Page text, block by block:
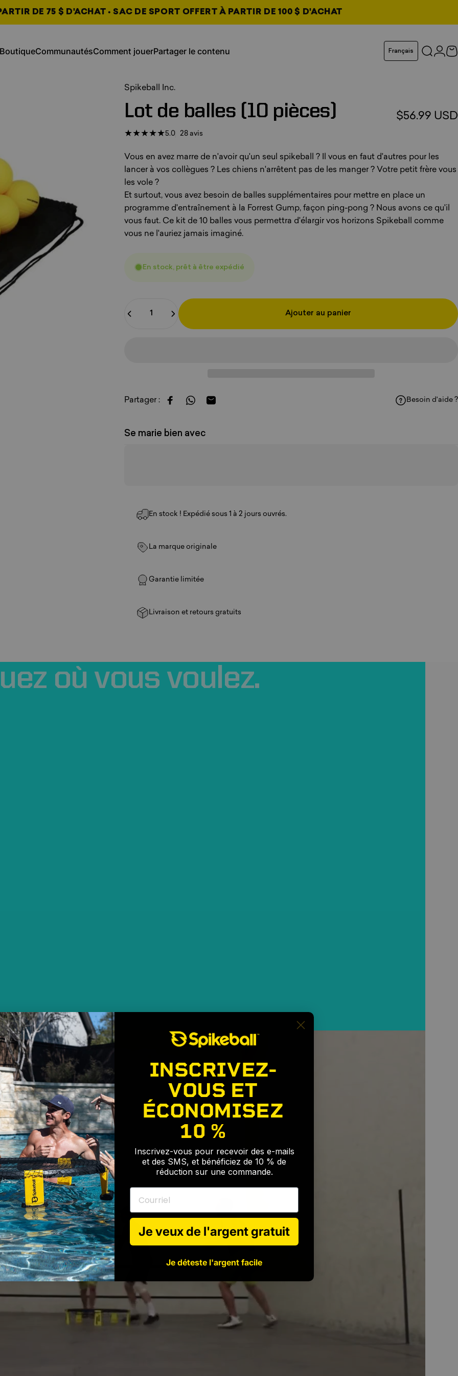
DE 75 $ D'ACHAT • SAC DE SPORT OFFERT À PARTIR DE 100 $ D'ACHAT
CommunautésComment jouerPartager le contenu Français
Spikeball Inc.
Lot de balles (10 pièces) $56.99 USD
5.0 28 avis28 avis au total
Vous en avez marre de n'avoir qu'un seul spikeball ? Il vous en faut d'autres pour les
lancer à vos collègues ? Les chiens n'arrêtent pas de les manger ? Votre petit frère vous
les vole ?
Et surtout, vous avez besoin de balles supplémentaires pour mettre en place un
programme d'entraînement à la Forrest Gump, façon ping-pong ? Nous avons ce qu'il
vous faut. Ce kit de 10 balles vous permettra d'élargir vos horizons Spikeball comme
vous ne l'auriez jamais imaginé.
En stock, prêt à être expédié
Ajouter au panier
Partager :
Partager sur Facebook
, s'ouvre dans un nouvel onglet
Partager sur WhatsApp
, s'ouvre dans un nouvel onglet
Partager par e-mail
, s'ouvre dans un nouvel onglet
Besoin d'aide ?
Se marie bien avec
En stock ! Expédié sous 1 à 2 jours ouvrés.
La marque originale
Garantie limitée
Livraison et retours gratuits
où vous voulez.
INSCRIVEZ-
VOUS ET
ÉCONOMISEZ
10 %
Inscrivez-vous pour recevoir des e-mails
et des SMS, et bénéficiez de 10 % de
réduction sur une commande.
Courriel
Je veux de l'argent gratuit
Je déteste l'argent facile